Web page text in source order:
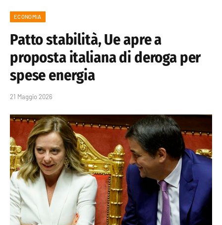
ECONOMIA
Patto stabilità, Ue apre a
proposta italiana di deroga per
spese energia
21 Maggio 2026